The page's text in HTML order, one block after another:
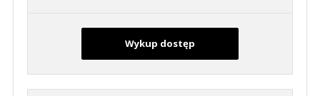
Wykup dostęp